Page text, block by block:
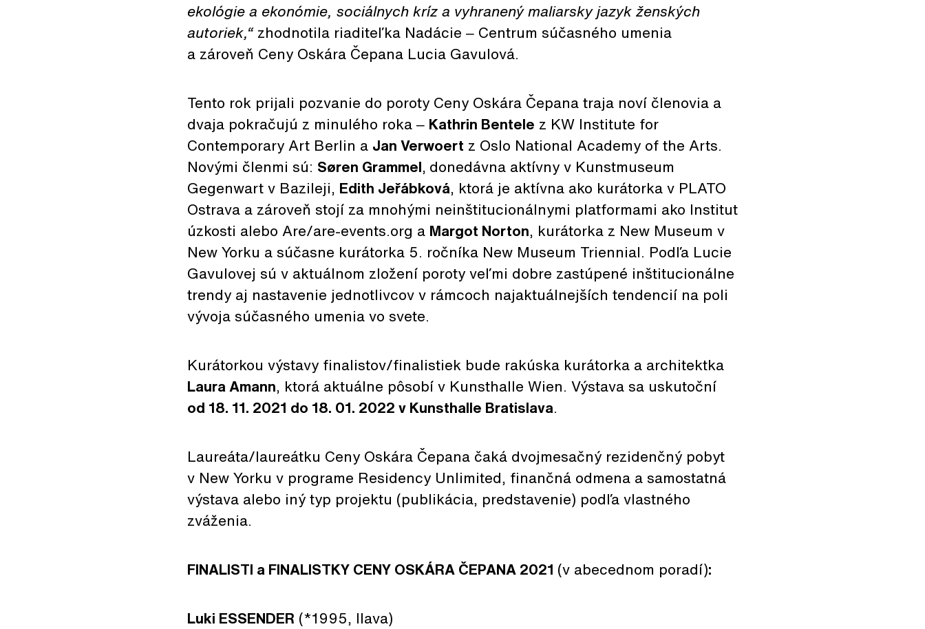
ekológie a ekonómie, sociálnych kríz a vyhranený maliarsky jazyk ženských
autoriek,“ zhodnotila riaditeľka Nadácie ‒ Centrum súčasného umenia
a zároveň Ceny Oskára Čepana Lucia Gavulová.
Tento rok prijali pozvanie do poroty Ceny Oskára Čepana traja noví členovia a
dvaja pokračujú z minulého roka ‒ Kathrin Bentele z KW Institute for
Contemporary Art Berlin a Jan Verwoert z Oslo National Academy of the Arts.
Novými členmi sú: Søren Grammel, donedávna aktívny v Kunstmuseum
Gegenwart v Bazileji, Edith Jeřábková, ktorá je aktívna ako kurátorka v PLATO
Ostrava a zároveň stojí za mnohými neinštitucionálnymi platformami ako Institut
úzkosti alebo Are/are-events.org a Margot Norton, kurátorka z New Museum v
New Yorku a súčasne kurátorka 5. ročníka New Museum Triennial. Podľa Lucie
Gavulovej sú v aktuálnom zložení poroty veľmi dobre zastúpené inštitucionálne
trendy aj nastavenie jednotlivcov v rámcoch najaktuálnejších tendencií na poli
vývoja súčasného umenia vo svete.
Kurátorkou výstavy finalistov/finalistiek bude rakúska kurátorka a architektka
Laura Amann, ktorá aktuálne pôsobí v Kunsthalle Wien. Výstava sa uskutoční
od 18. 11. 2021 do 18. 01. 2022 v Kunsthalle Bratislava.
Laureáta/laureátku Ceny Oskára Čepana čaká dvojmesačný rezidenčný pobyt
v New Yorku v programe Residency Unlimited, finančná odmena a samostatná
výstava alebo iný typ projektu (publikácia, predstavenie) podľa vlastného
zváženia.
FINALISTI a FINALISTKY CENY OSKÁRA ČEPANA 2021 (v abecednom poradí):
Luki ESSENDER (*1995, Ilava)